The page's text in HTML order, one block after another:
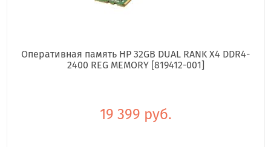
Оперативная память HP 32GB DUAL RANK X4 DDR4-
2400 REG MEMORY [819412-001]
19 399 руб.